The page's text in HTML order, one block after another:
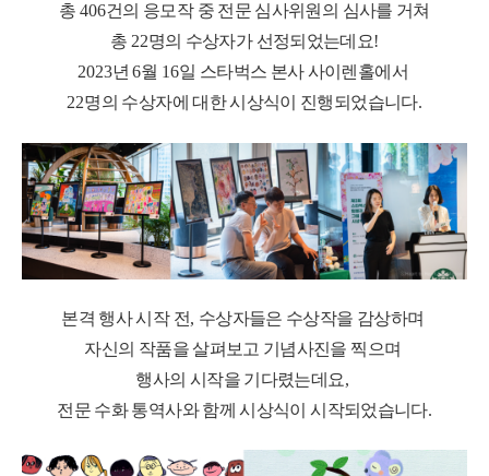
총406건의 응모작 중 전문 심사위원의 심사를 거쳐
총 22명의 수상자가 선정되었는데요!
2023년6월 16일 스타벅스 본사 사이렌홀에서
22명의 수상자에 대한 시상식이 진행되었습니다.
본격 행사 시작 전, 수상자들은 수상작을 감상하며
자신의 작품을 살펴보고 기념사진을 찍으며
행사의 시작을 기다렸는데요,
전문 수화 통역사와 함께 시상식이 시작되었습니다.